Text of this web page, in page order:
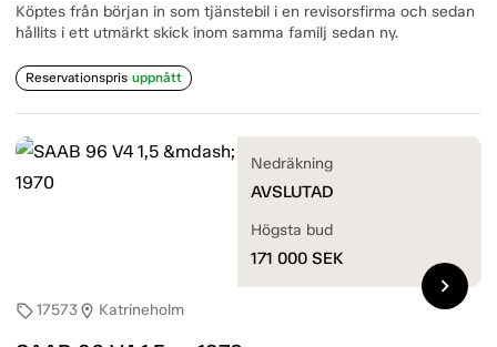
Köptes från början in som tjänstebil i en revisorsfirma och sedan
hållits i ett utmärkt skick inom samma familj sedan ny.
Reservationspris uppnått
sell17573location_on Katrineholm
Nedräkning
AVSLUTAD
Högsta bud
171 000 SEK
chevron_right